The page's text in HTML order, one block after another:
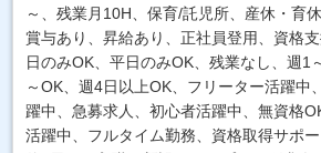
～、残業月10H、保育/託児所、産休・育
賞与あり、昇給あり、正社員登用、資格
日のみOK、平日のみOK、残業なし、週1
～OK、週4日以上OK、フリーター活躍中
躍中、急募求人、初心者活躍中、無資格
活躍中、フルタイム勤務、資格取得サポ